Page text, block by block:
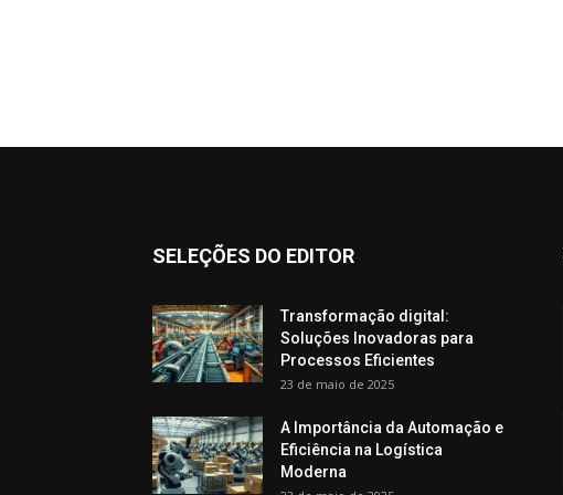
SELEÇÕES DO EDITOR
Transformação digital:
Soluções Inovadoras para
Processos Eficientes
23 de maio de 2025
A Importância da Automação e
Eficiência na Logística
Moderna